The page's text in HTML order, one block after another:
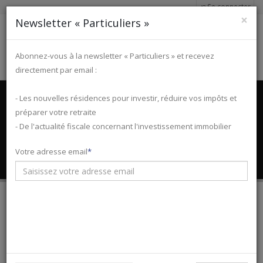
Se connecter
Programme LE RUBIX
Investissement Pinel à Lille
(Nord - 59)
LE RUBIX
×
Newsletter « Particuliers »
Abonnez-vous à la newsletter « Particuliers » et recevez
directement par email :
- Les nouvelles résidences pour investir, réduire vos impôts et
préparer votre retraite
- De l'actualité fiscale concernant l'investissement immobilier
Votre adresse email